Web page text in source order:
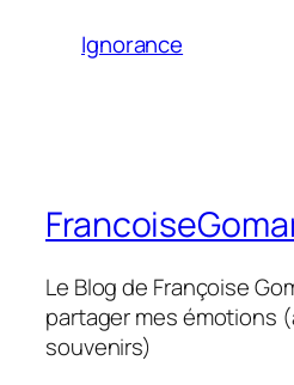
Ignorance
Le Blog de Françoise
partager mes émotions
souvenirs)